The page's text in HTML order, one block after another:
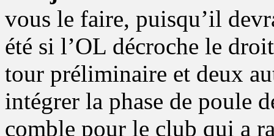
vous le faire, puisqu’il
été si l’OL décroche le
tour préliminaire et deux
intégrer la phase de poule
comble pour le club qui a